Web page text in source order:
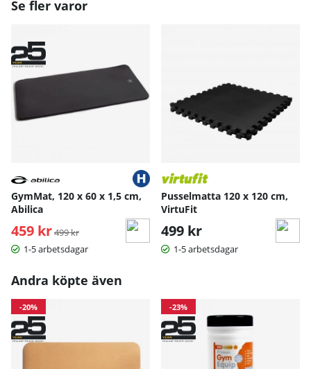
Se fler varor
GymMat, 120 x 60 x 1,5 cm,
Abilica
459 kr Ordinarie pris:
499 kr
1-5 arbetsdagar
Pusselmatta 120 x 120 cm,
VirtuFit
499 kr
1-5 arbetsdagar
Andra köpte även
-20% -23%